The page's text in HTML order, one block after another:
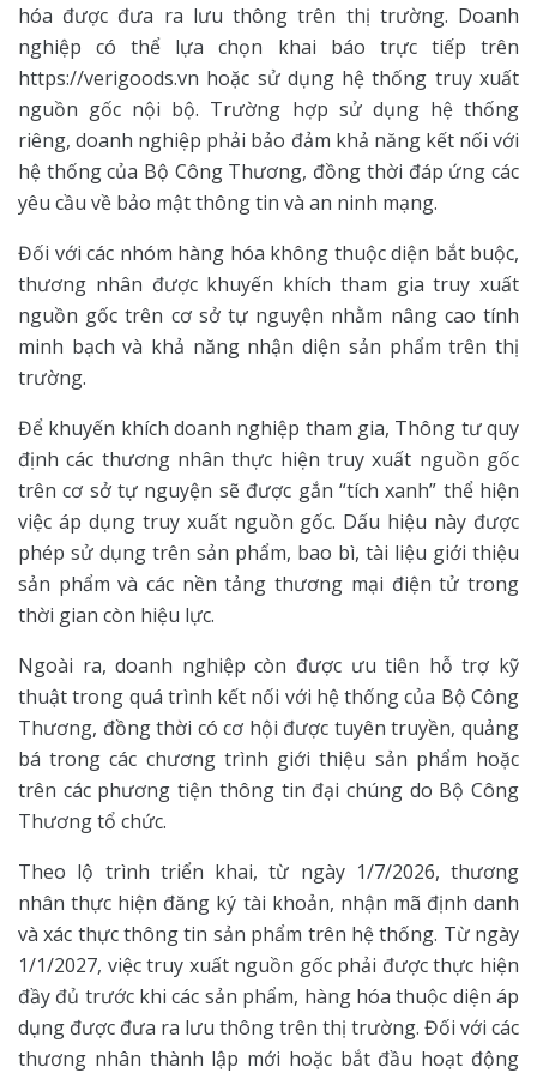
hóa được đưa ra lưu thông trên thị trường. Doanh
nghiệp có thể lựa chọn khai báo trực tiếp trên
https://verigoods.vn hoặc sử dụng hệ thống truy xuất
nguồn gốc nội bộ. Trường hợp sử dụng hệ thống
riêng, doanh nghiệp phải bảo đảm khả năng kết nối với
hệ thống của Bộ Công Thương, đồng thời đáp ứng các
yêu cầu về bảo mật thông tin và an ninh mạng.
Đối với các nhóm hàng hóa không thuộc diện bắt buộc,
thương nhân được khuyến khích tham gia truy xuất
nguồn gốc trên cơ sở tự nguyện nhằm nâng cao tính
minh bạch và khả năng nhận diện sản phẩm trên thị
trường.
Để khuyến khích doanh nghiệp tham gia, Thông tư quy
định các thương nhân thực hiện truy xuất nguồn gốc
trên cơ sở tự nguyện sẽ được gắn “tích xanh” thể hiện
việc áp dụng truy xuất nguồn gốc. Dấu hiệu này được
phép sử dụng trên sản phẩm, bao bì, tài liệu giới thiệu
sản phẩm và các nền tảng thương mại điện tử trong
thời gian còn hiệu lực.
Ngoài ra, doanh nghiệp còn được ưu tiên hỗ trợ kỹ
thuật trong quá trình kết nối với hệ thống của Bộ Công
Thương, đồng thời có cơ hội được tuyên truyền, quảng
bá trong các chương trình giới thiệu sản phẩm hoặc
trên các phương tiện thông tin đại chúng do Bộ Công
Thương tổ chức.
Theo lộ trình triển khai, từ ngày 1/7/2026, thương
nhân thực hiện đăng ký tài khoản, nhận mã định danh
và xác thực thông tin sản phẩm trên hệ thống. Từ ngày
1/1/2027, việc truy xuất nguồn gốc phải được thực hiện
đầy đủ trước khi các sản phẩm, hàng hóa thuộc diện áp
dụng được đưa ra lưu thông trên thị trường. Đối với các
thương nhân thành lập mới hoặc bắt đầu hoạt động